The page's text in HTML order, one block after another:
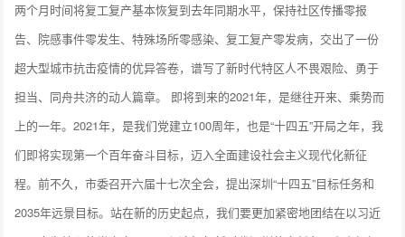
两个月时间将复工复产基本恢复到去年同期水平，保持社区传播零报
告、院感事件零发生、特殊场所零感染、复工复产零发病，交出了一份
超大型城市抗击疫情的优异答卷，谱写了新时代特区人不畏艰险、勇于
担当、同舟共济的动人篇章。 即将到来的2021年，是继往开来、乘势而
上的一年。2021年，是我们党建立100周年，也是“十四五”开局之年，我
们即将实现第一个百年奋斗目标，迈入全面建设社会主义现代化新征
程。前不久，市委召开六届十七次全会，提出深圳“十四五”目标任务和
2035年远景目标。站在新的历史起点，我们要更加紧密地团结在以习近